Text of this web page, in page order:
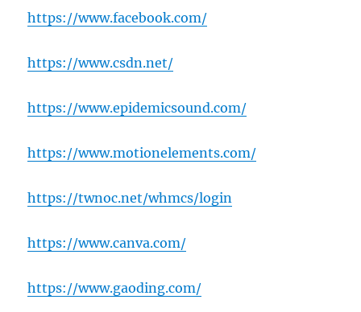
https://www.facebook.com/
https://www.csdn.net/
https://www.epidemicsound.com/
https://www.motionelements.com/
https://twnoc.net/whmcs/login
https://www.canva.com/
https://www.gaoding.com/